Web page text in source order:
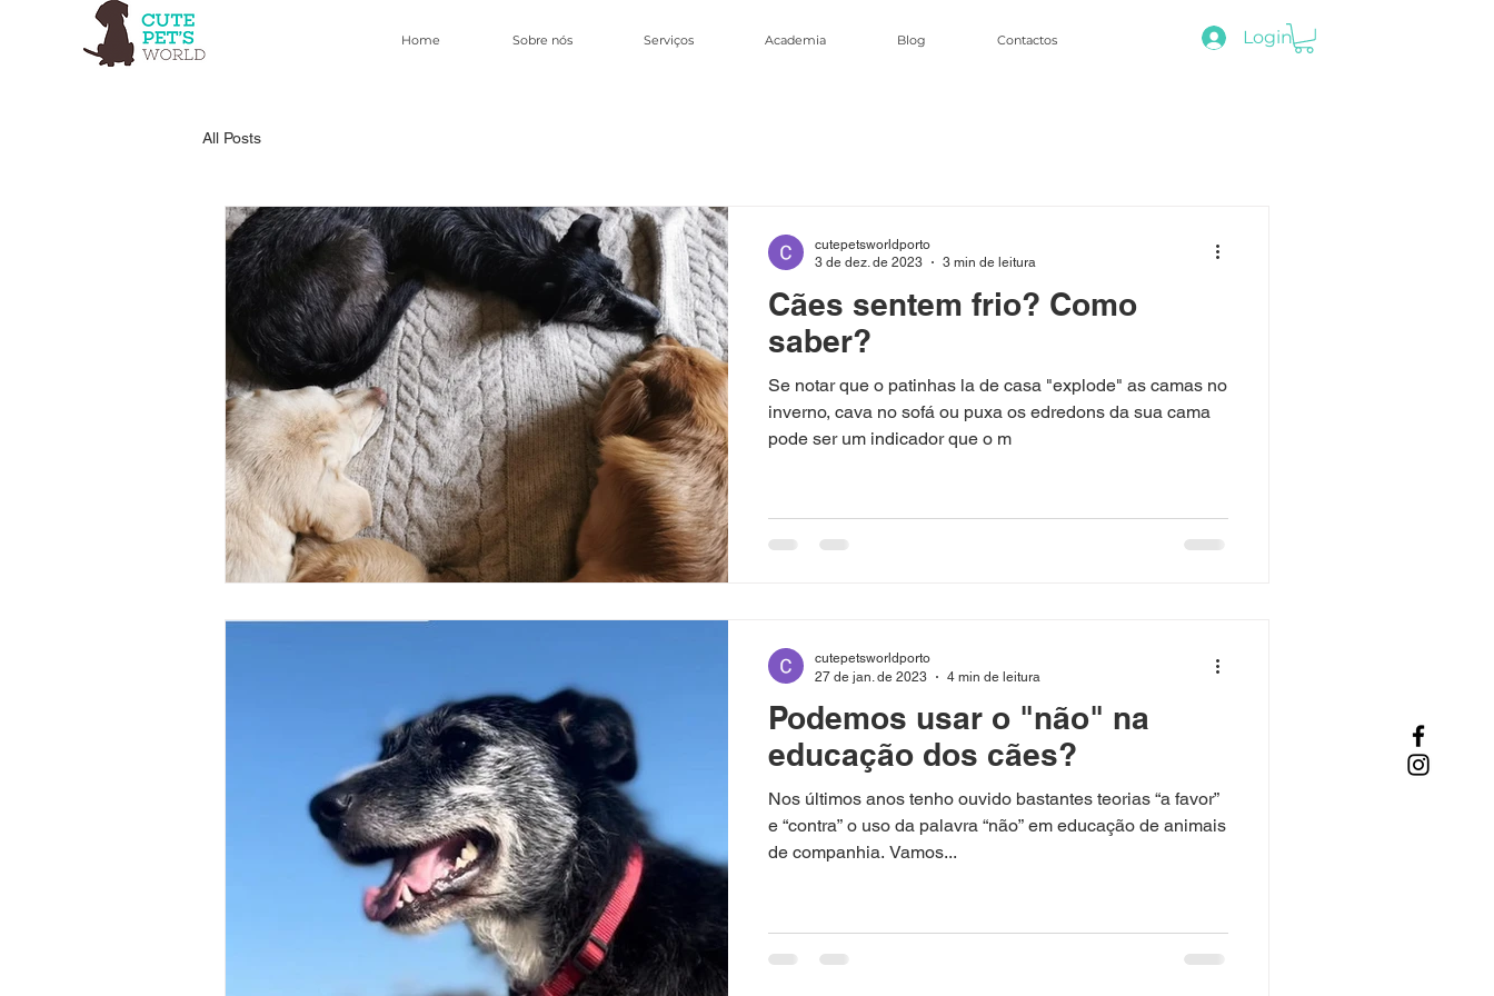
Login
Home Sobre nós Serviços Academia Blog Contactos
All Posts
Cães sentem frio? Como
saber?
Se notar que o patinhas la de casa "explode" as camas no
inverno, cava no sofá ou puxa os edredons da sua cama
pode ser um indicador que o m
cutepetsworldporto
3 de dez. de 2023
3 min de leitura
Podemos usar o "não" na
educação dos cães?
Nos últimos anos tenho ouvido bastantes teorias “a favor”
e “contra” o uso da palavra “não” em educação de animais
de companhia. Vamos...
cutepetsworldporto
27 de jan. de 2023
4 min de leitura